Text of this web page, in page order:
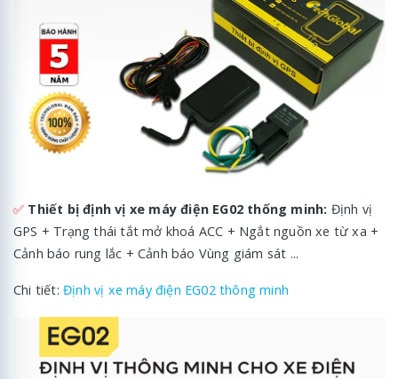
✅ Thiết bị định vị xe máy điện EG02 thống minh: Định vị
GPS + Trạng thái tắt mở khoá ACC + Ngắt nguồn xe từ xa +
Cảnh báo rung lắc + Cảnh báo Vùng giám sát ...
Chi tiết: Định vị xe máy điện EG02 thông minh